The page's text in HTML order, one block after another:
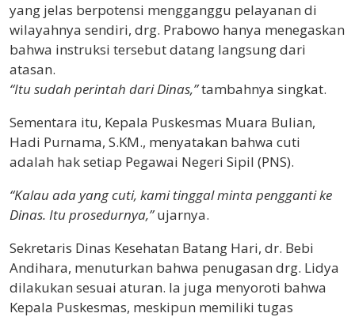
yang jelas berpotensi mengganggu pelayanan di
wilayahnya sendiri, drg. Prabowo hanya menegaskan
bahwa instruksi tersebut datang langsung dari
atasan.
“Itu sudah perintah dari Dinas,”tambahnya singkat.
Sementara itu, Kepala Puskesmas Muara Bulian,
Hadi Purnama, S.KM., menyatakan bahwa cuti
adalah hak setiap Pegawai Negeri Sipil (PNS).
“Kalau ada yang cuti, kami tinggal minta pengganti ke
Dinas. Itu prosedurnya,”ujarnya.
Sekretaris Dinas Kesehatan Batang Hari, dr. Bebi
Andihara, menuturkan bahwa penugasan drg. Lidya
dilakukan sesuai aturan. Ia juga menyoroti bahwa
Kepala Puskesmas, meskipun memiliki tugas